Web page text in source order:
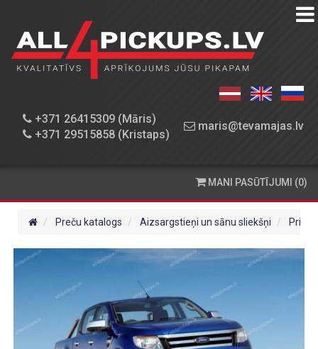
+371 26415309 (Māris)
+371 29515858 (Kristaps)
maris@tevamajas.lv
PREČU
KATALOGS
PIEGĀDE
KONTAKTINFORMĀCIJA
MANI PASŪTĪJUMI (0)
Preču katalogs Aizsargstieņi un sānu sliekšņi